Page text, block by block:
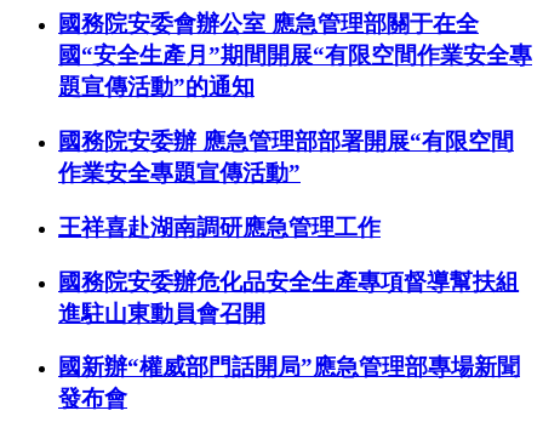
國務院安委會辦公室 應急管理部關于在全
國“安全生產月”期間開展“有限空間作業安全專
題宣傳活動”的通知
國務院安委辦 應急管理部部署開展“有限空間
作業安全專題宣傳活動”
王祥喜赴湖南調研應急管理工作
國務院安委辦危化品安全生產專項督導幫扶組
進駐山東動員會召開
國新辦“權威部門話開局”應急管理部專場新聞
發布會